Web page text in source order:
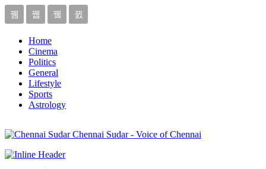
Home
Cinema
Politics
General
Lifestyle
Sports
Astrology
Chennai Sudar - Voice of Chennai